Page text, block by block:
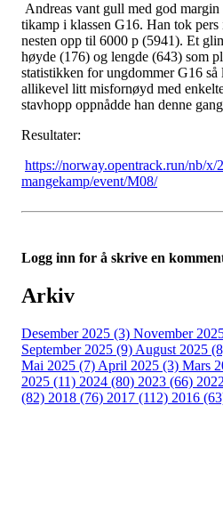
Andreas vant gull med god margin
tikamp i klassen G16. Han tok pers
nesten opp til 6000 p (5941). Et
høyde (176) og lengde (643) som
statistikken for ungdommer G16 så
allikevel litt misfornøyd med
stavhopp oppnådde han denne
Resultater:
https://norway.opentrack.run/nb/
mangekamp/event/M08/
Logg inn for å skrive en
Arkiv
Desember 2025 (3) November
September 2025 (9) August 2025
Mai 2025 (7) April 2025 (3) Mars
2025 (11) 2024 (80) 2023 (66)
(82) 2018 (76) 2017 (112) 2016